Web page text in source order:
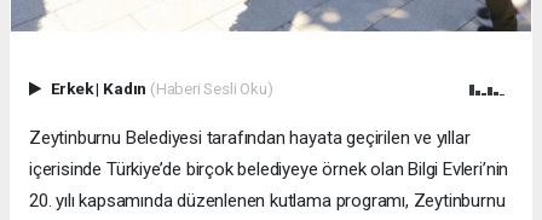
Erkek| Kadın (Haberi Sesli Oku)
Zeytinburnu Belediyesi tarafından hayata geçirilen ve yıllar
içerisinde Türkiye’de birçok belediyeye örnek olan Bilgi Evleri’nin
20. yılı kapsamında düzenlenen kutlama programı, Zeytinburnu